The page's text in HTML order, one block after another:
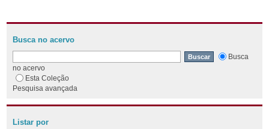
Busca no acervo
Busca
no acervo
Esta Coleção
Pesquisa avançada
Listar por